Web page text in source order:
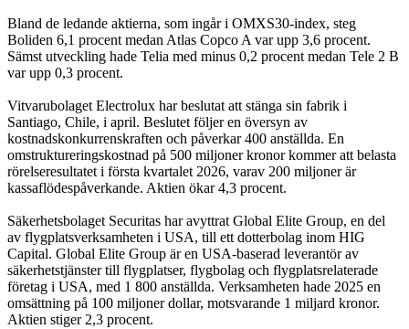
Bland de ledande aktierna, som ingår i OMXS30-index, steg
Boliden 6,1 procent medan Atlas Copco A var upp 3,6 procent.
Sämst utveckling hade Telia med minus 0,2 procent medan Tele 2 B
var upp 0,3 procent.
Vitvarubolaget Electrolux har beslutat att stänga sin fabrik i
Santiago, Chile, i april. Beslutet följer en översyn av
kostnadskonkurrenskraften och påverkar 400 anställda. En
omstruktureringskostnad på 500 miljoner kronor kommer att belasta
rörelseresultatet i första kvartalet 2026, varav 200 miljoner är
kassaflödespåverkande. Aktien ökar 4,3 procent.
Säkerhetsbolaget Securitas har avyttrat Global Elite Group, en del
av flygplatsverksamheten i USA, till ett dotterbolag inom HIG
Capital. Global Elite Group är en USA-baserad leverantör av
säkerhetstjänster till flygplatser, flygbolag och flygplatsrelaterade
företag i USA, med 1 800 anställda. Verksamheten hade 2025 en
omsättning på 100 miljoner dollar, motsvarande 1 miljard kronor.
Aktien stiger 2,3 procent.